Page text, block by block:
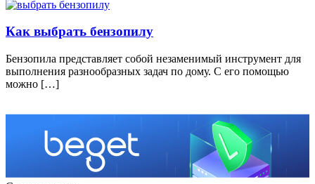
Как выбрать бензопилу
Бензопила представляет собой незаменимый инструмент для
выполнения разнообразных задач по дому. С его помощью
можно […]